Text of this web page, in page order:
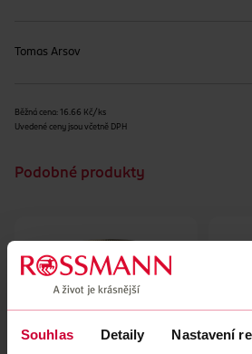
Souhlas Detaily Nastavení
Tomas Arsov
Běžná cena: 16.66 Kč/ks
Uvedené ceny jsou včetně DPH
Podobné produkty